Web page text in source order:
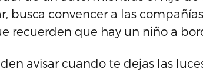
busca convencer a las
recuerden que hay un niño a
avisar cuando te dejas las